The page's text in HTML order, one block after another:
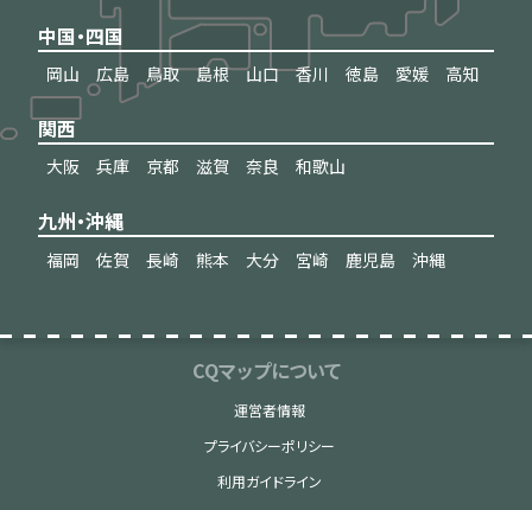
中国・四国
岡山 広島 鳥取 島根 山口 香川 徳島 愛媛 高知
関西
大阪 兵庫 京都 滋賀 奈良 和歌山
九州・沖縄
福岡 佐賀 長崎 熊本 大分 宮崎 鹿児島 沖縄
CQマップについて
運営者情報
プライバシーポリシー
利用ガイドライン